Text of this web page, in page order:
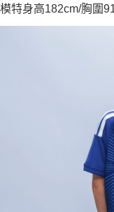
模特身高182cm/胸圍